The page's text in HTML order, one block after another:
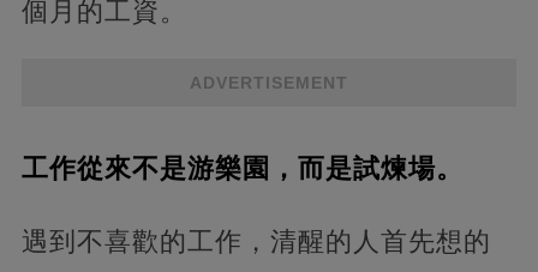
個月的工資。
ADVERTISEMENT
工作從來不是游樂園，而是試煉場。
遇到不喜歡的工作，清醒的人首先想的